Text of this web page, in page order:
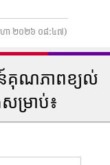
ា ២០២៦ ០៨:៤៧)
ន៍គុណភាពខ្យល់
ម្រាប់៖